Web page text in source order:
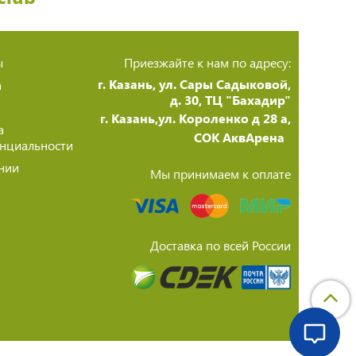
Приезжайте к нам по адресу:
г. Казань, ул. Сары Садыковой,
д. 30, ТЦ "Бахадир"
г. Казань,ул. Короленко д 28 а,
СОК АквАрена
Мы принимаем к оплате
Доставка по всей России